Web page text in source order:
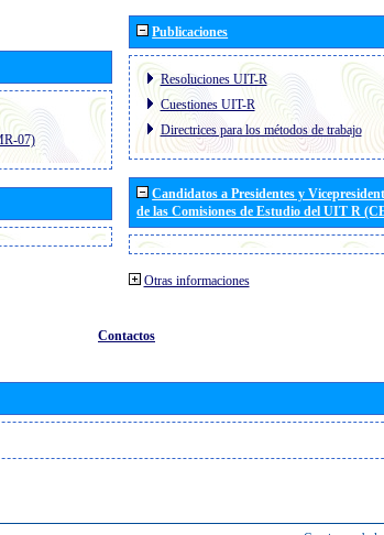
07)
Publicaciones
Resoluciones UIT-R
Cuestiones UIT-R
Directrices para los métodos de trabajo
Candidatos a Presidentes y
de las Comisiones de Estudio del UIT R
Otras informaciones
Contactos